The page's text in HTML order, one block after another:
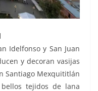
Idelfonso y San Juan
y decoran vasijas
Santiago Mexquititlán
tejidos de lana